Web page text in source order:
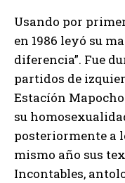
Usando por
en 1986 leyó su
diferencia”. Fue
partidos de
Estacíón
su
posteriormente a
mismo año sus
Incontables,